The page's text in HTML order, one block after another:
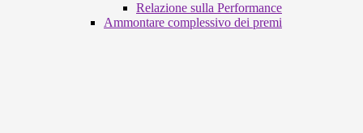
Relazione sulla Performance
Ammontare complessivo dei premi